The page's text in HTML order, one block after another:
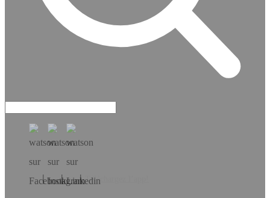
Téléchargez l’app!